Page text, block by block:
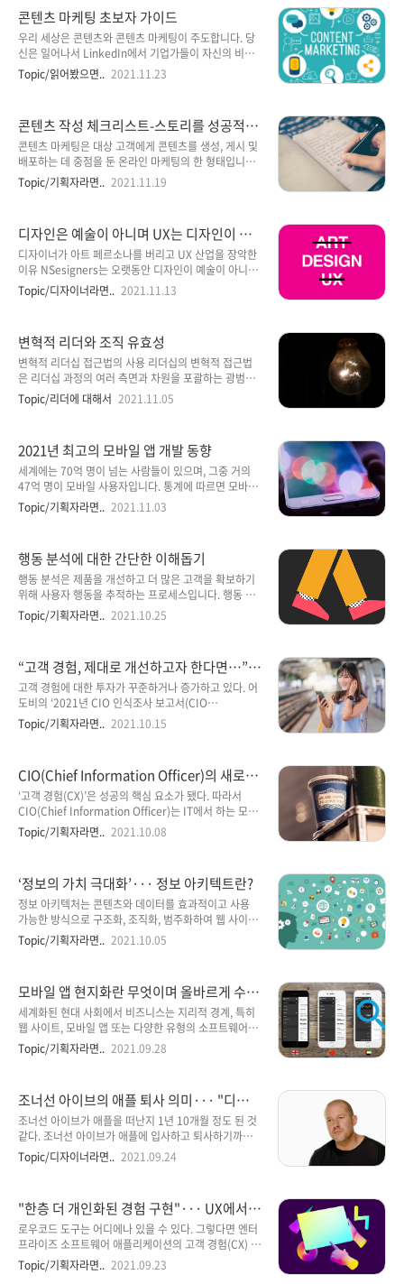
대화를 실제..
자의 기본 심리를 이해해야 합니다. 사용자 행동을 유도
하는 이유는 무엇입니까? 우선, 사람이 디지털 제품과
갖는 모든 상호 작용은 동일한 패턴을 따릅니다. 정보 —
사용자가 정보를 필터링합니다.의미 — 사용자는 의미
를 찾습니다.시간 — 사용자가 시간 프레임 내에서 작업
해 습관 형성 제품을 구..
콘텐츠 마케팅 초보자 가이드
우리 세상은 콘텐츠와 콘텐츠 마케팅이 주도합니다. 당
신은 일어나서 LinkedIn에서 기업가들이 자신의 비즈
니스에 대해 이야기하는 비디오를 봅니다. 출근길에 좋
아하는 팟캐스트를 듣습니다. 우리는 모두 살고, 호흡하
그리 놀라운 일이 아닙니다. 콘텐츠 마케팅 전략의 힘은
신규 고객 유치, 사용자 교육, 수익 창출 및 강력한 브랜
드 인지도 구축에 있습니다. 귀하와 귀하의 비즈니스에
필요한 모든 것. 하지만 처음부터 제대로 하는 사람은 없
으며 배우는 과정이기 때문에 빨리 시작할수록 더 좋아
또는..
Topic/읽어봤으면.. 2021.11.23
콘텐츠 작성 체크리스트-스토리를 성공적으
로 시작하는 7단계
콘텐츠 마케팅은 대상 고객에게 콘텐츠를 생성, 게시 및
배포하는 데 중점을 둔 온라인 마케팅의 한 형태입니다.
이 전략은 사용자 커뮤니티를 유치 및 참여시키고, 브랜
드 인지도와 신뢰도를 높이고, 리드 및 판매를 생성하고,
한 대답은 당신의 목소리 톤을 설정하고 당신이 2살짜리
아이의 주의 집중 시간을 가질 경우에 대비해 메시지를
계속 전달합니다. 일반적으로 온라인에 게시되는 모든
콘텐츠에는 세 가지 큰 그림이 있는 비즈니스 목표가 있
습니다. Educational 의견은 중요하지 않습니다. 다음
Topic/기획자라면.. 2021.11.19
디자인은 예술이 아니며 UX는 디자인이 아
닙니다.
디자이너가 아트 페르소나를 버리고 UX 산업을 장악한
이유 NSesigners는 오랫동안 디자인이 예술이 아니라
는 편견을 깨기 위해 노력해 왔습니다. 최근에야 회사에
서 디자인이 성공적인 비즈니스 접근 방식의 필수 구성
하면서 디자이너를 찾고 있습니다. 그러나 우리가 큰 테
이블에 영구적으로 앉기를 원한다면 아직 해야 할 일이
있습니다. 그러나 디자이너가 누구이며 정확히 무엇을
하는지에 대한 새로운 혼동 이 있는 것 같습니다 . 우리
가 직업에서 예술적 디바 디자이너의 페르소나를 분리
엇..
Topic/디자이너라면.. 2021.11.13
변혁적 리더와 조직 유효성
변혁적 리더십 접근법의 사용 리더십의 변혁적 접근법
은 리더십 과정의 여러 측면과 차원을 포괄하는 광범위
한 시각에 기초하고 있다. 일반적으로 변혁적 접근법은
리더들이 조직에서 중요한 변화를 어떻게 시작하고 전
원들의 능력을 키워 나가려고 한다. 리더들은 구성원들
의 공익의식을 높이고 다른 사람들을 위하여 그들 자신
의 이익을 초월할 수 있도록 하기 위해 노력한다. 변혁적
리더들은 변화를 이룩하기 위해 스스로가 구성원들에게
강력한 역할 모델이 된다. 그들은 고도의 도덕저거 가치
뚜렷한 이상을 설득력 있는 말로..
Topic/리더에 대해서 2021.11.05
2021년 최고의 모바일 앱 개발 동향
세계에는 70억 명이 넘는 사람들이 있으며, 그중 거의
47억 명이 모바일 사용자입니다. 통계에 따르면 모바일
시간의 90%가 애플리케이션에 사용됩니다. 따라서 어
떤 종류의 애플리케이션(또는 기능)이 증가하고 있는지
: 점점 더 많은 사람들이 온라인 쇼핑을 통해 시간을 절
약하고 싶어합니다. 커뮤니케이터 : Snapchat과
Facetime은 새로운 Skype이지만 이동성이 증가함에
따라 여기에 그치지 않습니다. 비서 : 사용자는 개인 비
서를 통해 일상 업무를 최적화하고 생산성을 높일 수 있
들..
Topic/기획자라면.. 2021.11.03
행동 분석에 대한 간단한 이해돕기
행동 분석은 제품을 개선하고 더 많은 고객을 확보하기
위해 사용자 행동을 추적하는 프로세스입니다. 행동 분
석의 기초는 사용자가 제품 내에서 여정의 모든 단계에
서 트리거하는 모든 '이벤트'입니다. 이것은 특정 탐색
다. 사용자는 알려진 프로필(예: 로그인한 클라이언트)
또는 알려지지 않은 프로필(예: 익명의 웹사이트 방문
자)일 수 있습니다. 행동 분석을 사용하여 제품 결정 내
리기사용자가 제품에서 트리거하는 이벤트를 추적하는
것은 퍼즐의 일부일 뿐입니다. 중요한 다음 단계는 원시
즐거운 사용자 경험..
Topic/기획자라면.. 2021.10.25
“고객 경험, 제대로 개선하고자 한다면…” 8
가지 조언
고객 경험에 대한 투자가 꾸준하거나 증가하고 있다. 어
도비의 ‘2021년 CIO 인식조사 보고서(CIO
Perspectives Survey 2021)[바로가기]’에 따르면 응
답자 중 33%는 투자가 증가했다고 답한 반면, 8%만이
예산 증가를 목격하고 있다. 예산이 늘어났다고 응답한
CIO가 40%에 이른다. CIO는 이 모든 돈에 대해 좋은
결과를 보여야 한다. 12명의 전문가에게 조직의 고객 경
험을 지속적으로 개선하기 위해 CIO가 할 수 있는 일에
대한 팁을 요청했다. 전담 팀을 꾸려라소비자들은 기업
Topic/기획자라면.. 2021.10.15
CIO(Chief Information Officer)의 새로운
핵심 아젠다··· '고객 경험(CX)'
‘고객 경험(CX)’은 성공의 핵심 요소가 됐다. 따라서
CIO(Chief Information Officer)는 IT에서 하는 모든
일이 고객에게 초점을 맞출 수 있도록 운영 및 조직 문화
를 재고해야 한다. LPL 파이낸셜(LPL Financial)의
것에 중점을 두고 있다고 밝혔다. 그는 “5년 전만 해도
CIO가 전략을 이야기할 때 그 핵심은 성장이었고 매우
제품 중심적이었다. 고객을 언급하긴 했지만 최우선은
아니었다. 하지만 지난 2년 동안 큰 변화가 있었다. 이제
는 고객이 항상 중심에 있게 됐다”라고 말했다. 이어서
Topic/기획자라면.. 2021.10.08
‘정보의 가치 극대화’··· 정보 아키텍트란?
정보 아키텍처는 콘텐츠와 데이터를 효과적이고 사용
가능한 방식으로 구조화, 조직화, 범주화하여 웹 사이트
와 애플리케이션의 가치를 극대화하는 기술이다. 정의
정보 아키텍처는 주로 웹 사이트와 애플리케이션의 콘
엔드가 점점 더 복잡해지고 있다. 여러 플랫폼에 걸쳐 있
고, 다양한 사용 사례에 적용되며, 날로 증가하는 정보
원천으로부터 데이터를 끌어오고 있어서다. 정보 아키
텍처는 모든 데이터 조각을 하나의 일관된 형태로 통합
하는 기술이다. 프레임워크맥킨지 앤드 컴퍼니의 어소
의 가치를 최대한으로 활용할 수 없..
Topic/기획자라면.. 2021.10.05
모바일 앱 현지화란 무엇이며 올바르게 수행
하는 방법
세계화된 현대 사회에서 비즈니스는 지리적 경계, 특히
웹 사이트, 모바일 앱 또는 다양한 유형의 소프트웨어와
같은 디지털 제품과 관련하여 점점 더 제한을 받습니다.
제품을 다른 시장에 출시할 때 현지화 프로세스가 중요
대표하는 사용자에게 긍정적인 사용자 경험을 제공합니
다. 다른 시장을 위해 앱을 현지화할 때 다음과 같은 측
면이 번역 및 적용됩니다. 인터페이스 디자인 요소 사용
정책/조건, 사용 설명서를 포함한 텍스트 통화, 날짜 및
기타 숫자 형식 특정 국가 또는 문화에 속하는 이미지 및
Topic/기획자라면.. 2021.09.28
조너선 아이브의 애플 퇴사 의미··· "디자이
너여, 꿈꾸는 자신을 되찾아라"
조너선 아이브가 애플을 떠난지 1년 10개월 정도 된 것
같다. 조너선 아이브가 애플에 입사하고 퇴사하기까지
수많은 족적을 남긴, 애플을 얘기할 때, 스티브 잡스에
이어 조너선 아이브가 가장 많이 대두될 만큼의 인물이
다. 아래 기사는 2019년 7월 초에 CIOKorea 컬럼에
기고된 기사로 조너선 아이브가 애플을 떠난 이유와 디
자이너로써의 사명감같은 이야기를 담고 있어서 소개한
다. 아이브가 애플을 떠나는 이유 아이브가 애플을 그만
두는 것을 놓고 이런저런 이야기가 많지만, 가장 단순한
Topic/디자이너라면.. 2021.09.24
"한층 더 개인화된 경험 구현"··· UX에서
'로우코드'가 가지는 의미
로우코드 도구는 어디에나 있을 수 있다. 그렇다면 엔터
프라이즈 소프트웨어 애플리케이션의 고객 경험(CX) 또
는 사용자 경험(UX)에도 로우코드가 필요하지 않을까?
이제 ‘하향식(top-down)’ 개발은 이른바 ‘상향식
Topic/기획자라면.. 2021.09.23